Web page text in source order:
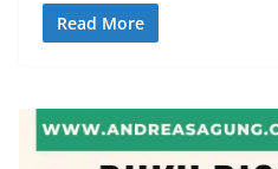
Read More